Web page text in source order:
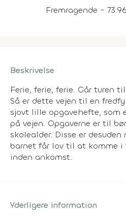
Fremragende -
Beskrivelse
Ferie, ferie, ferie. Går turen
Så er dette vejen til en
sjovt lille opgavehefte, som
på vejen. Opgaverne er til
skolealder. Disse er
barnet får lov til at komme i
inden ankomst.
Yderligere information